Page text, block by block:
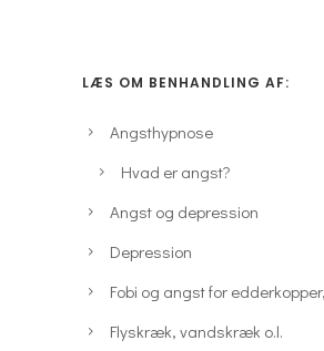
LÆS OM BENHANDLING AF:
Angsthypnose
Hvad er angst?
Angst og depression
Depression
Fobi og angst for
Flyskræk, vandskræk o.l.